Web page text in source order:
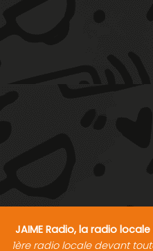
JAIME Radio, la radio
1ère radio locale devant